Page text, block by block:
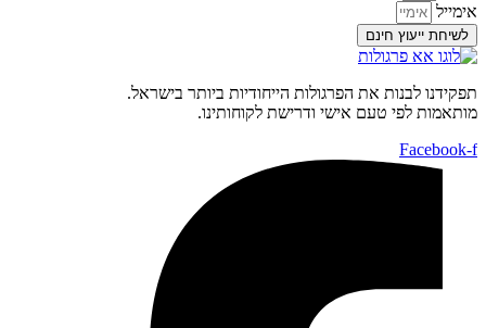
אימייל
לשיחת ייעוץ חינם
תפקידנו לבנות את הפרגולות הייחודיות ביותר בישראל.
מותאמות לפי טעם אישי ודרישת לקוחותינו.
Facebook-f